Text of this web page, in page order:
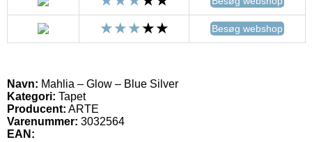
Besøg webshop
Navn: Mahlia – Glow – Blue Silver
Kategori: Tapet
Producent: ARTE
Varenummer: 3032564
EAN: